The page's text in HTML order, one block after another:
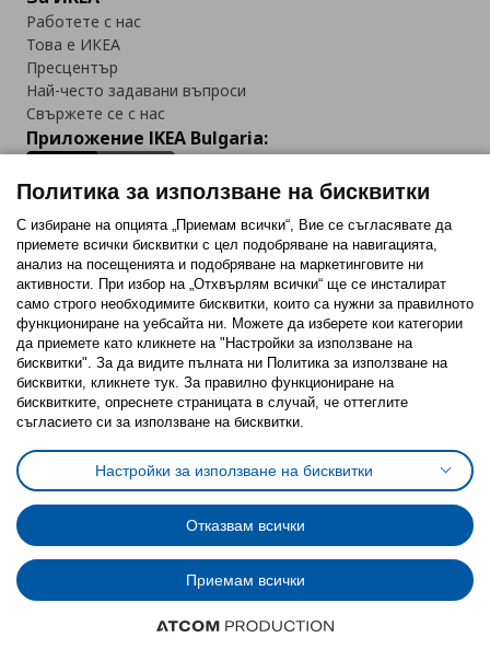
Работете с нас
Това е ИКЕА
Пресцентър
Най-често задавани въпроси
Свържете се с нас
Приложение IKEA Bulgaria:
Последвайте ни:
FacebookTwitterYoutubePinterestInstagram
Политика за използване на бисквитки (Cookies)
Избор на настройки за използване на бисквитки
Условия за ползване на ikea.bgОбща политика за личните данни
Политика за защита на личните данни на ikea.bg
Общи условия на програма IKEA Family
Политика за защита на лични данни на програма IKEA Family
© Inter-IKEA Systems B.V. 1999 - 2025
Политика за използване на бисквитки
С избиране на опцията „Приемам всички“, Вие се съгласявате да
приемете всички бисквитки с цел подобряване на навигацията,
анализ на посещенията и подобряване на маркетинговите ни
активности. При избор на „Отхвърлям всички“ ще се инсталират
само строго необходимитe бисквитки, които са нужни за правилното
функциониране на уебсайта ни. Можете да изберете кои категории
да приемете като кликнете на "Настройки за използване на
бисквитки". За да видите пълната ни Политика за използване на
бисквитки, кликнете тук. За правилно функциониране на
бисквитките, опреснете страницата в случай, че оттеглите
съгласието си за използване на бисквитки.
Настройки за използване на бисквитки
Отказвам всички
Приемам всички